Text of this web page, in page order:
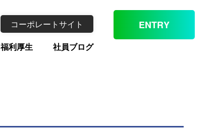
福利厚生 社員ブログ
コーポレートサイト ENTRY